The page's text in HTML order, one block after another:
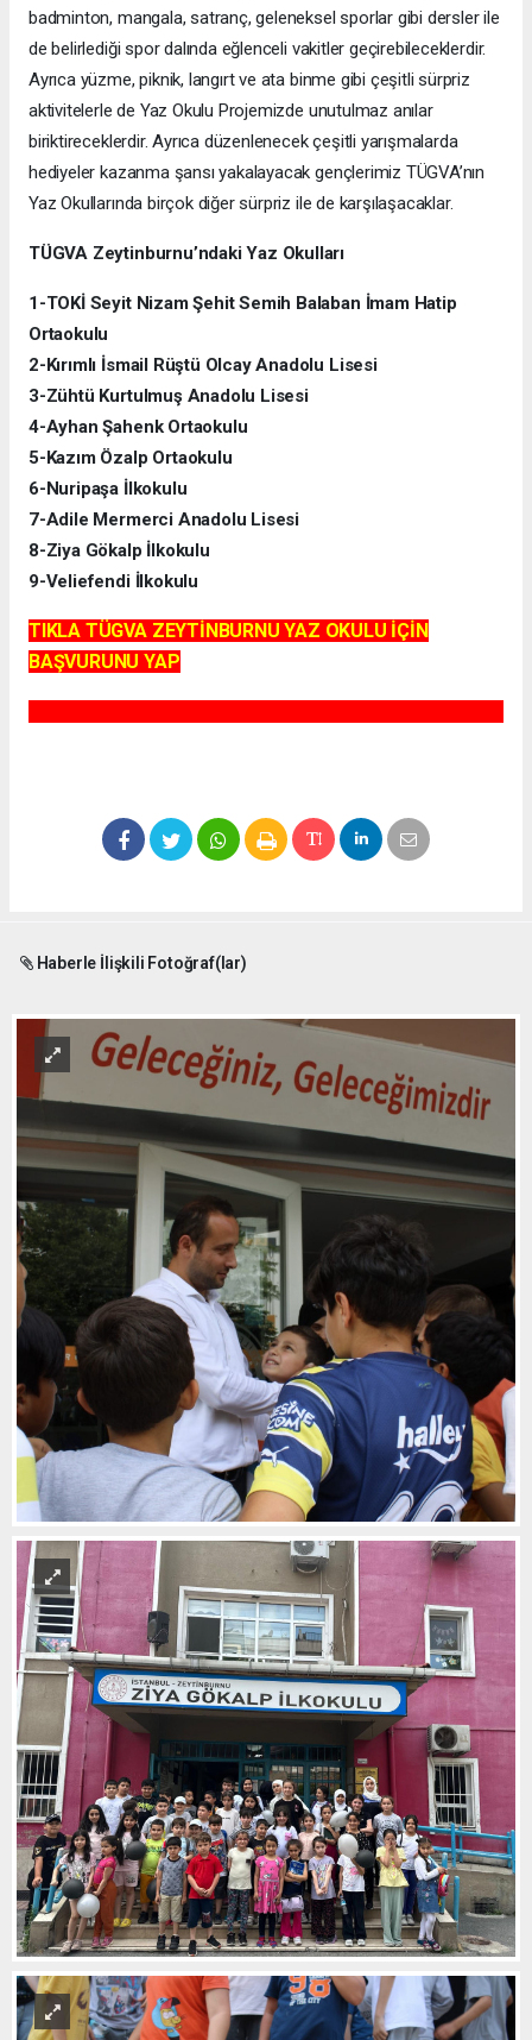
badminton, mangala, satranç, geleneksel sporlar gibi dersler ile
de belirlediği spor dalında eğlenceli vakitler geçirebileceklerdir.
Ayrıca yüzme, piknik, langırt ve ata binme gibi çeşitli sürpriz
aktivitelerle de Yaz Okulu Projemizde unutulmaz anılar
biriktireceklerdir. Ayrıca düzenlenecek çeşitli yarışmalarda
hediyeler kazanma şansı yakalayacak gençlerimiz TÜGVA’nın
Yaz Okullarında birçok diğer sürpriz ile de karşılaşacaklar.
TÜGVA Zeytinburnu’ndaki Yaz Okulları
1-TOKİ Seyit Nizam Şehit Semih Balaban İmam Hatip
Ortaokulu
2-Kırımlı İsmail Rüştü Olcay Anadolu Lisesi
3-Zühtü Kurtulmuş Anadolu Lisesi
4-Ayhan Şahenk Ortaokulu
5-Kazım Özalp Ortaokulu
6-Nuripaşa İlkokulu
7-Adile Mermerci Anadolu Lisesi
8-Ziya Gökalp İlkokulu
9-Veliefendi İlkokulu
TIKLA TÜGVA ZEYTİNBURNU YAZ OKULU İÇİN
BAŞVURUNU YAP
Haberle İlişkili Fotoğraf(lar)